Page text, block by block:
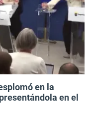
en la
en el